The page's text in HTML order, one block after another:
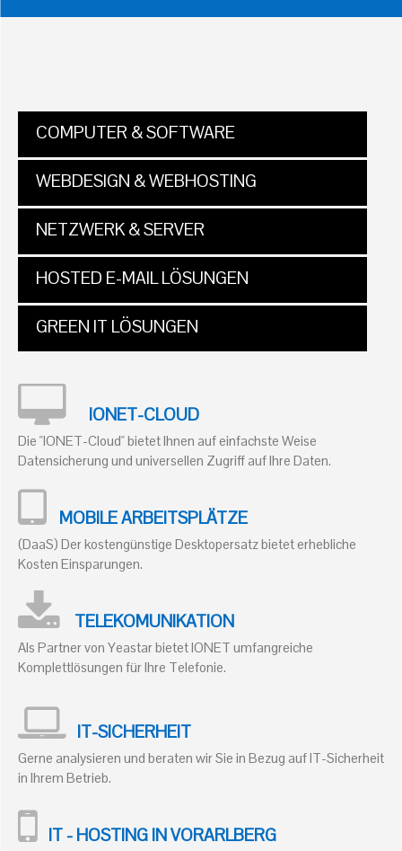
COMPUTER & SOFTWARE
WEBDESIGN & WEBHOSTING
NETZWERK & SERVER
HOSTED E-MAIL LÖSUNGEN
GREEN IT LÖSUNGEN
IONET-CLOUD
Die "IONET-Cloud" bietet Ihnen auf einfachste Weise
Datensicherung und universellen Zugriff auf Ihre Daten.
MOBILE ARBEITSPLÄTZE
(DaaS) Der kostengünstige Desktopersatz bietet erhebliche
Kosten Einsparungen.
TELEKOMUNIKATION
Als Partner von Yeastar bietet IONET umfangreiche
Komplettlösungen für Ihre Telefonie.
IT-SICHERHEIT
Gerne analysieren und beraten wir Sie in Bezug auf IT-Sicherheit
in Ihrem Betrieb.
IT - HOSTING IN VORARLBERG